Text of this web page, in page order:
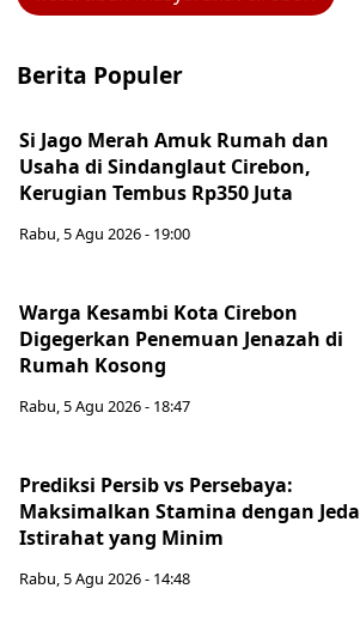
Berita Populer
Si Jago Merah Amuk Rumah dan
Usaha di Sindanglaut Cirebon,
Kerugian Tembus Rp350 Juta
Rabu, 5 Agu 2026 - 19:00
Warga Kesambi Kota Cirebon
Digegerkan Penemuan Jenazah di
Rumah Kosong
Rabu, 5 Agu 2026 - 18:47
Prediksi Persib vs Persebaya:
Maksimalkan Stamina dengan Jeda
Istirahat yang Minim
Rabu, 5 Agu 2026 - 14:48